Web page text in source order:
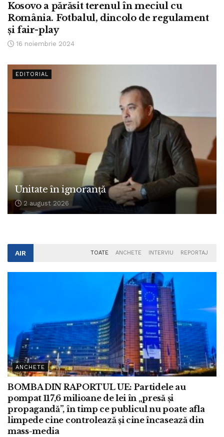
Kosovo a părăsit terenul în meciul cu
România. Fotbalul, dincolo de regulament
și fair-play
16 noiembrie 2024
EDITORIAL
Unitate în ignoranță
2 august 2026
AIR TOATE ANCHETE INTERVIU REPORTAJ
ANCHETE
BOMBA DIN RAPORTUL UE: Partidele au
pompat 117,6 milioane de lei în „presă și
propagandă”, în timp ce publicul nu poate afla
limpede cine controlează și cine încasează din
mass-media